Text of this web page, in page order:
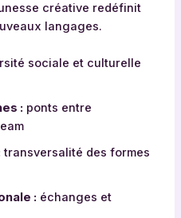
créative redéfinit
langages.
sociale et culturelle
: ponts entre
transversalité des formes
: échanges et